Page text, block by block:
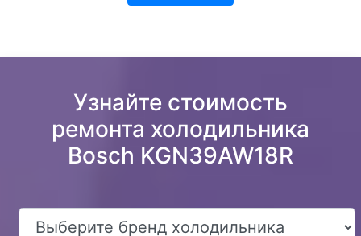
Узнайте стоимость
ремонта холодильника
Bosch KGN39AW18R